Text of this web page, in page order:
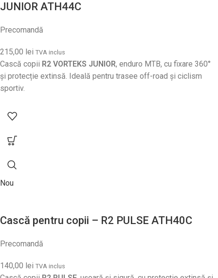
JUNIOR ATH44C
Precomandă
215,00 lei TVA inclus
Cască copii R2 VORTEKS JUNIOR, enduro MTB, cu fixare 360°
și protecție extinsă. Ideală pentru trasee off-road și ciclism
sportiv.
Nou
Cască pentru copii – R2 PULSE ATH40C
Precomandă
140,00 lei TVA inclus